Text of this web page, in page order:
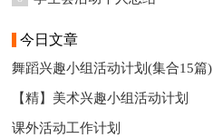
今日文章
舞蹈兴趣小组活动计划(集合15篇)
【精】美术兴趣小组活动计划
课外活动工作计划